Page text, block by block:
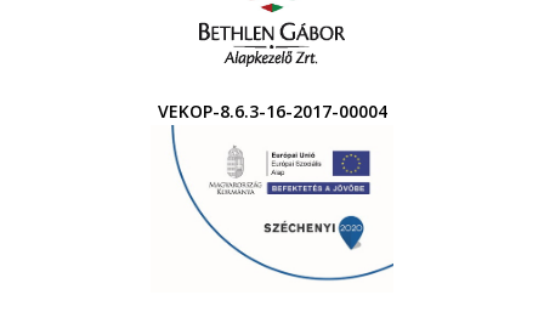
VEKOP-8.6.3-16-2017-00004